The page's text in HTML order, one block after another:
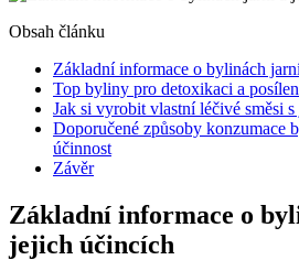
Obsah článku
Základní⁢ informace o bylinách
Top byliny pro detoxikaci a
Jak⁤ si⁢ vyrobit vlastní léčivé směsi
Doporučené způsoby konzumace
účinnost
Závěr
Základní⁢ informace o
jejich účincích